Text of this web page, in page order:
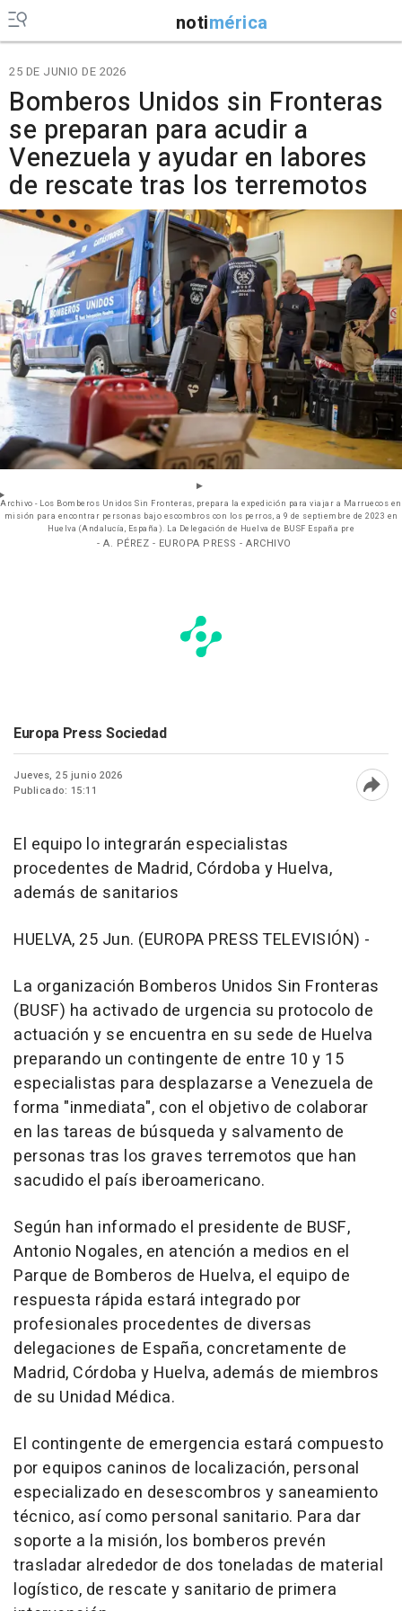
notimérica
25 DE JUNIO DE 2026
Bomberos Unidos sin Fronteras
se preparan para acudir a
Venezuela y ayudar en labores
de rescate tras los terremotos
Archivo - Los Bomberos Unidos Sin Fronteras, prepara la expedición para viajar a Marruecos en
misión para encontrar personas bajo escombros con los perros, a 9 de septiembre de 2023 en
Huelva (Andalucía, España). La Delegación de Huelva de BUSF España pre
- A. PÉREZ - EUROPA PRESS - ARCHIVO
Europa Press Sociedad
Jueves, 25 junio 2026
Publicado: 15:11
El equipo lo integrarán especialistas
procedentes de Madrid, Córdoba y Huelva,
además de sanitarios
HUELVA, 25 Jun. (EUROPA PRESS TELEVISIÓN) -
La organización Bomberos Unidos Sin Fronteras
(BUSF) ha activado de urgencia su protocolo de
actuación y se encuentra en su sede de Huelva
preparando un contingente de entre 10 y 15
especialistas para desplazarse a Venezuela de
forma "inmediata", con el objetivo de colaborar
en las tareas de búsqueda y salvamento de
personas tras los graves terremotos que han
sacudido el país iberoamericano.
Según han informado el presidente de BUSF,
Antonio Nogales, en atención a medios en el
Parque de Bomberos de Huelva, el equipo de
respuesta rápida estará integrado por
profesionales procedentes de diversas
delegaciones de España, concretamente de
Madrid, Córdoba y Huelva, además de miembros
de su Unidad Médica.
El contingente de emergencia estará compuesto
por equipos caninos de localización, personal
especializado en desescombros y saneamiento
técnico, así como personal sanitario. Para dar
soporte a la misión, los bomberos prevén
trasladar alrededor de dos toneladas de material
logístico, de rescate y sanitario de primera